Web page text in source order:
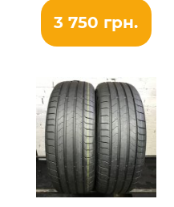
3 750 грн.